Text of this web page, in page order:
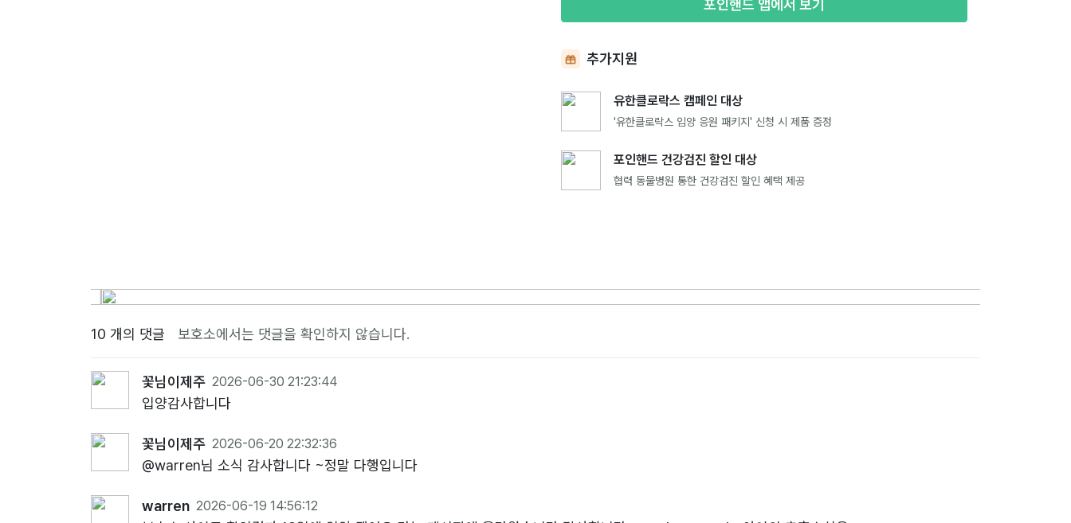
포인핸드 앱에서 보기
추가지원
유한클로락스 캠페인 대상
'유한클로락스 입양 응원 패키지' 신청 시 제품 증정
포인핸드 건강검진 할인 대상
협력 동물병원 통한 건강검진 할인 혜택 제공
10 개의 댓글 보호소에서는 댓글을 확인하지 않습니다.
꽃님이제주 2026-06-30 21:23:44
입양감사합니다
꽃님이제주 2026-06-20 22:32:36
@warren님 소식 감사합니다 ~정말 다행입니다
warren 2026-06-19 14:56:12